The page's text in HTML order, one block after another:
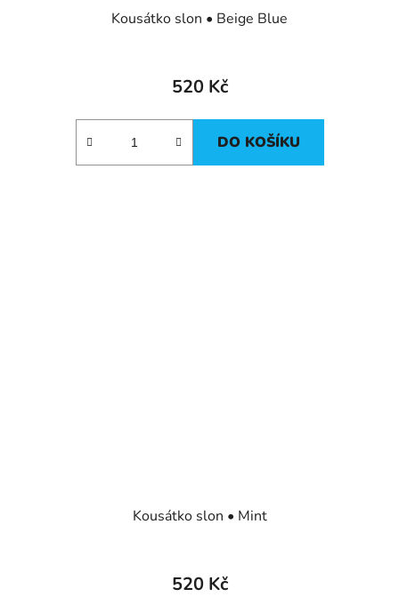
Kousátko slon • Beige Blue
520 Kč
DO KOŠÍKU
Kousátko slon • Mint
520 Kč